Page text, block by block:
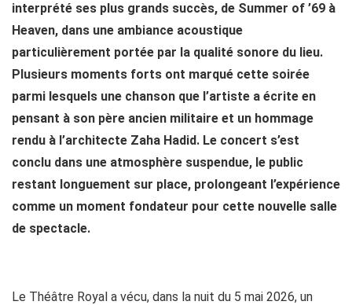
interprété ses plus grands succès, de Summer of ’69 à
Heaven, dans une ambiance acoustique
particulièrement portée par la qualité sonore du lieu.
Plusieurs moments forts ont marqué cette soirée
parmi lesquels une chanson que l’artiste a écrite en
pensant à son père ancien militaire et un hommage
rendu à l’architecte Zaha Hadid. Le concert s’est
conclu dans une atmosphère suspendue, le public
restant longuement sur place, prolongeant l’expérience
comme un moment fondateur pour cette nouvelle salle
de spectacle.
Le Théâtre Royal a vécu, dans la nuit du 5 mai 2026, un